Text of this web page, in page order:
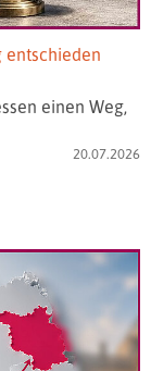
entschieden
einen Weg,
20.07.2026